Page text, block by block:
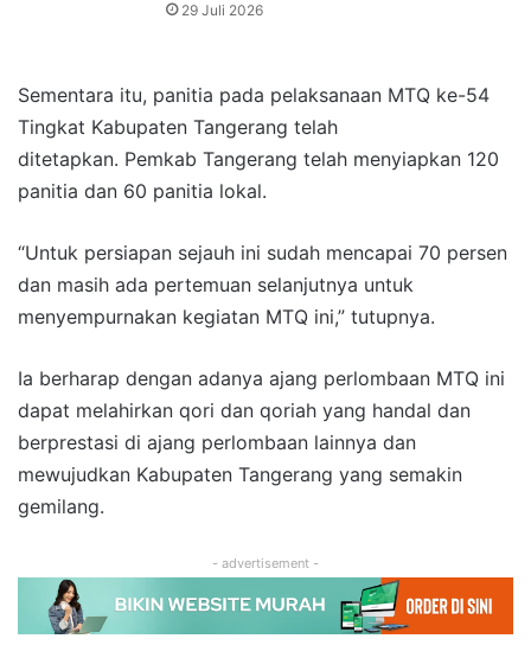
29 Juli 2026
Sementara itu, panitia pada pelaksanaan MTQ ke-54
Tingkat Kabupaten Tangerang telah
ditetapkan. Pemkab Tangerang telah menyiapkan 120
panitia dan 60 panitia lokal.
“Untuk persiapan sejauh ini sudah mencapai 70 persen
dan masih ada pertemuan selanjutnya untuk
menyempurnakan kegiatan MTQ ini,” tutupnya.
Ia berharap dengan adanya ajang perlombaan MTQ ini
dapat melahirkan qori dan qoriah yang handal dan
berprestasi di ajang perlombaan lainnya dan
mewujudkan Kabupaten Tangerang yang semakin
gemilang.
- advertisement -